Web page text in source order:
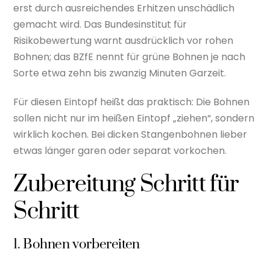
erst durch ausreichendes Erhitzen unschädlich
gemacht wird. Das Bundesinstitut für
Risikobewertung warnt ausdrücklich vor rohen
Bohnen; das BZfE nennt für grüne Bohnen je nach
Sorte etwa zehn bis zwanzig Minuten Garzeit.
Für diesen Eintopf heißt das praktisch: Die Bohnen
sollen nicht nur im heißen Eintopf „ziehen“, sondern
wirklich kochen. Bei dicken Stangenbohnen lieber
etwas länger garen oder separat vorkochen.
Zubereitung Schritt für
Schritt
1. Bohnen vorbereiten